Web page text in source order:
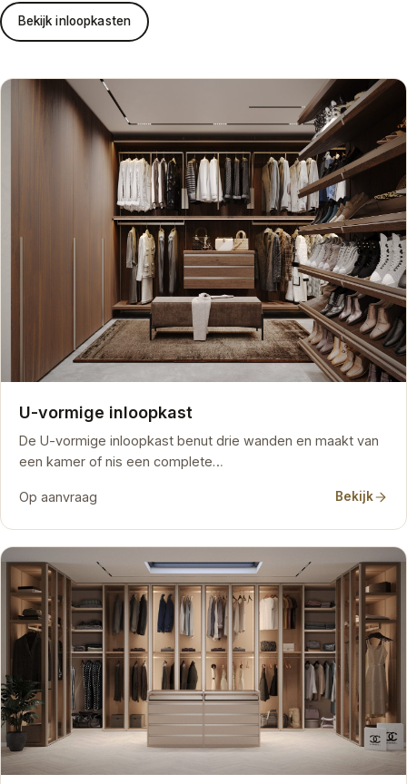
Bekijk inloopkasten
U-vormige inloopkast
De U-vormige inloopkast benut drie wanden en maakt van
een kamer of nis een complete…
Op aanvraag Bekijk